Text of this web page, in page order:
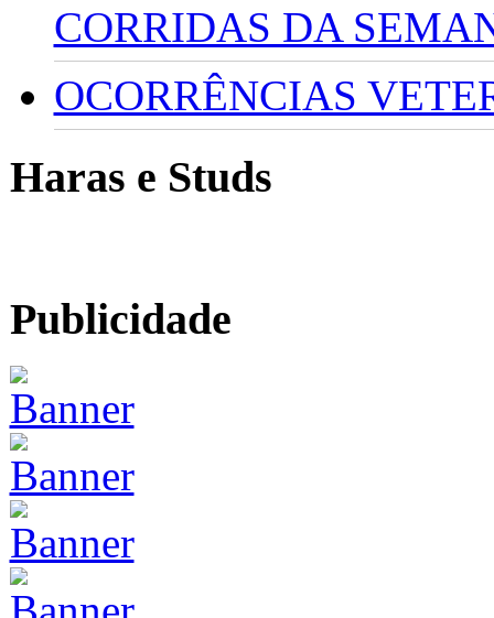
CORRIDAS DA
OCORRÊNCIAS
Haras e Studs
Publicidade